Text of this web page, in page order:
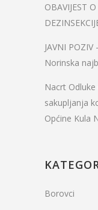
OBAVIJEST
JAVNI
Norinska
Nacrt
sakupljanja
Općine Kula
Borovci